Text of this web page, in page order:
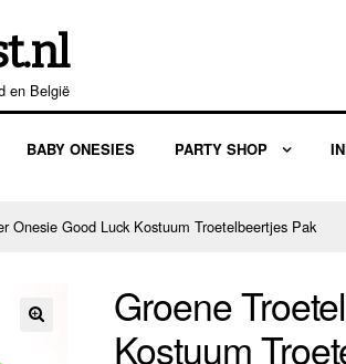
en België
BABY ONESIES PARTY SHOP
Onesie Good Luck Kostuum Troetelbeertjes Pak
Groene
Kostuum